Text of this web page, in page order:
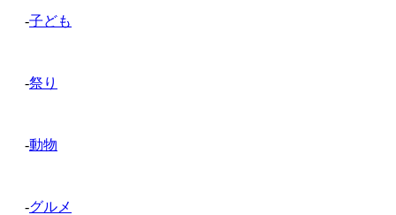
-子ども
-祭り
-動物
-グルメ